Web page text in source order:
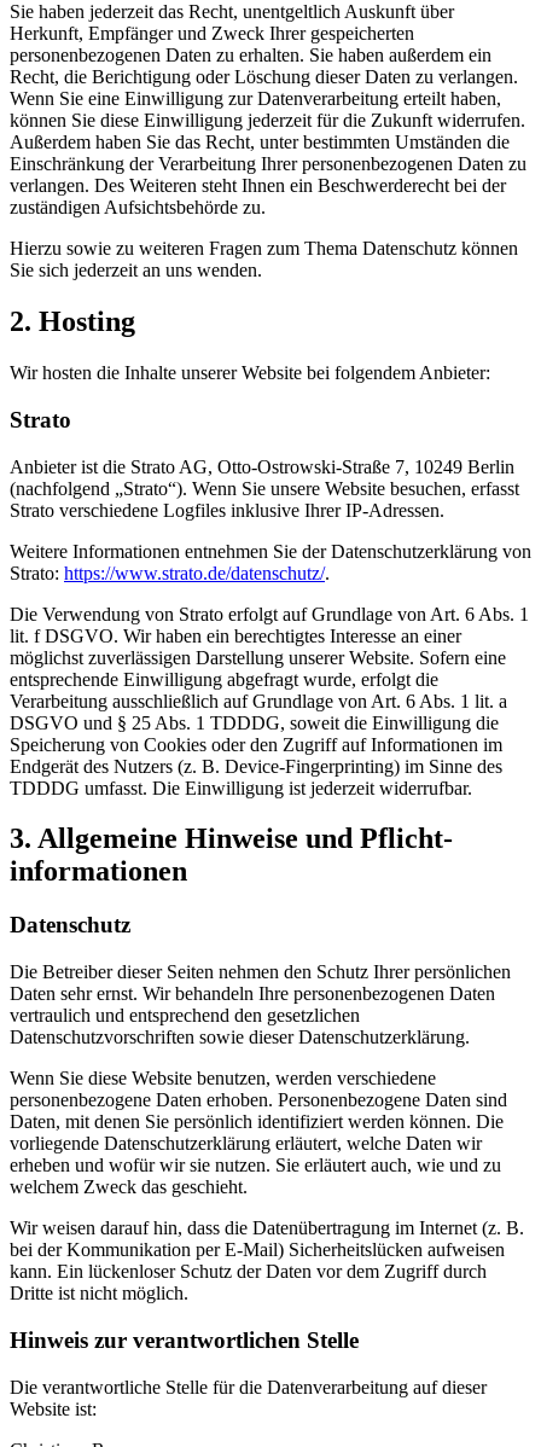
Sie haben jederzeit das Recht, unentgeltlich Auskunft über
Herkunft, Empfänger und Zweck Ihrer gespeicherten
personenbezogenen Daten zu erhalten. Sie haben außerdem ein
Recht, die Berichtigung oder Löschung dieser Daten zu verlangen.
Wenn Sie eine Einwilligung zur Datenverarbeitung erteilt haben,
können Sie diese Einwilligung jederzeit für die Zukunft widerrufen.
Außerdem haben Sie das Recht, unter bestimmten Umständen die
Einschränkung der Verarbeitung Ihrer personenbezogenen Daten zu
verlangen. Des Weiteren steht Ihnen ein Beschwerderecht bei der
zuständigen Aufsichtsbehörde zu.
Hierzu sowie zu weiteren Fragen zum Thema Datenschutz können
Sie sich jederzeit an uns wenden.
2. Hosting
Wir hosten die Inhalte unserer Website bei folgendem Anbieter:
Strato
Anbieter ist die Strato AG, Otto-Ostrowski-Straße 7, 10249 Berlin
(nachfolgend „Strato“). Wenn Sie unsere Website besuchen, erfasst
Strato verschiedene Logfiles inklusive Ihrer IP-Adressen.
Weitere Informationen entnehmen Sie der Datenschutzerklärung von
Strato: https://www.strato.de/datenschutz/.
Die Verwendung von Strato erfolgt auf Grundlage von Art. 6 Abs. 1
lit. f DSGVO. Wir haben ein berechtigtes Interesse an einer
möglichst zuverlässigen Darstellung unserer Website. Sofern eine
entsprechende Einwilligung abgefragt wurde, erfolgt die
Verarbeitung ausschließlich auf Grundlage von Art. 6 Abs. 1 lit. a
DSGVO und § 25 Abs. 1 TDDDG, soweit die Einwilligung die
Speicherung von Cookies oder den Zugriff auf Informationen im
Endgerät des Nutzers (z. B. Device-Fingerprinting) im Sinne des
TDDDG umfasst. Die Einwilligung ist jederzeit widerrufbar.
3. Allgemeine Hinweise und Pflicht­
informationen
Datenschutz
Die Betreiber dieser Seiten nehmen den Schutz Ihrer persönlichen
Daten sehr ernst. Wir behandeln Ihre personenbezogenen Daten
vertraulich und entsprechend den gesetzlichen
Datenschutzvorschriften sowie dieser Datenschutzerklärung.
Wenn Sie diese Website benutzen, werden verschiedene
personenbezogene Daten erhoben. Personenbezogene Daten sind
Daten, mit denen Sie persönlich identifiziert werden können. Die
vorliegende Datenschutzerklärung erläutert, welche Daten wir
erheben und wofür wir sie nutzen. Sie erläutert auch, wie und zu
welchem Zweck das geschieht.
Wir weisen darauf hin, dass die Datenübertragung im Internet (z. B.
bei der Kommunikation per E-Mail) Sicherheitslücken aufweisen
kann. Ein lückenloser Schutz der Daten vor dem Zugriff durch
Dritte ist nicht möglich.
Hinweis zur verantwortlichen Stelle
Die verantwortliche Stelle für die Datenverarbeitung auf dieser
Website ist: